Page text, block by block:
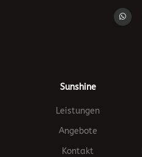
Sunshine
Leistungen
Angebote
Kontakt